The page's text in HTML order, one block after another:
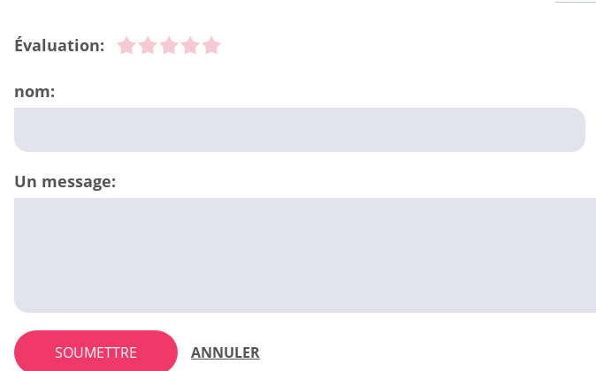
Évaluation:
nom:
Un message:
SOUMETTRE ANNULER